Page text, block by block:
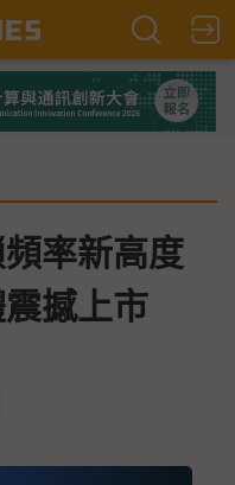
率新高度
撼上市